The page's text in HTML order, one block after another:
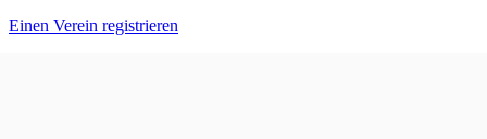
Einen Verein registrieren